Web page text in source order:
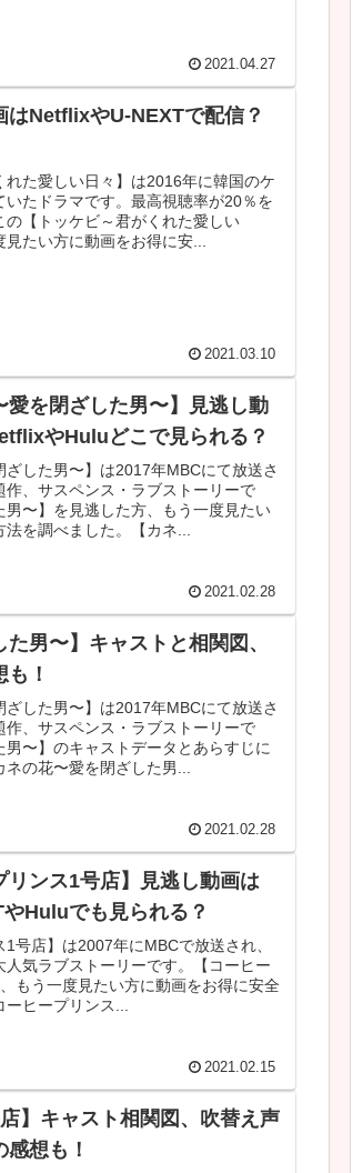
2021.04.27
はNetflixやU-NEXTで配信？
た愛しい日々】は2016年に韓国のケ
たドラマです。最高視聴率が20％を
【トッケビ～君がくれた愛しい
たい方に動画をお得に安...
2021.03.10
愛を閉ざした男〜】見逃し動
やHuluどこで見られる？
した男〜】は2017年MBCにて放送さ
、サスペンス・ラブストーリーで
〜】を見逃した方、もう一度見たい
を調べました。【カネ...
2021.02.28
た男〜】キャストと相関図、
！
した男〜】は2017年MBCにて放送さ
、サスペンス・ラブストーリーで
〜】のキャストデータとあらすじに
の花〜愛を閉ざした男...
2021.02.28
リンス1号店】見逃し動画は
Huluでも見られる？
号店】は2007年にMBCで放送され、
気ラブストーリーです。【コーヒー
もう一度見たい方に動画をお得に安全
ーヒープリンス...
2021.02.15
】キャスト相関図、吹替え声
想も！